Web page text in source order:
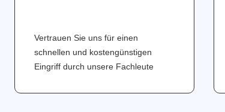
Vertrauen Sie uns für einen
schnellen und kostengünstigen
Eingriff durch unsere Fachleute